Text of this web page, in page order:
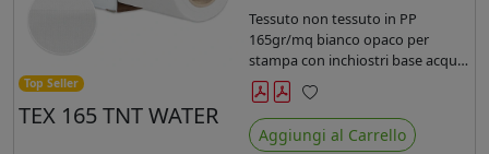
Top Seller
TEX 165 TNT WATER
Tessuto non tessuto in PP
165gr/mq bianco opaco per
stampa con inchiostri base acqua,
latex, uv, ecosolvente. Finitura a
rombi spundbond e coating
superficiale con totale assenza di
peluria. Occhiellabile, non
Preferiti
Aggiungi al Carrello